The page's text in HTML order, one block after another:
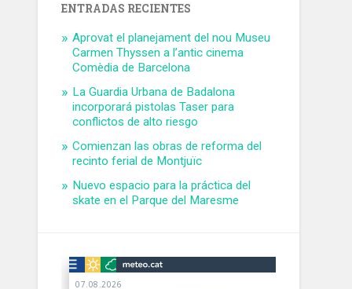
ENTRADAS RECIENTES
Aprovat el planejament del nou Museu
Carmen Thyssen a l’antic cinema
Comèdia de Barcelona
La Guardia Urbana de Badalona
incorporará pistolas Taser para
conflictos de alto riesgo
Comienzan las obras de reforma del
recinto ferial de Montjuïc
Nuevo espacio para la práctica del
skate en el Parque del Maresme